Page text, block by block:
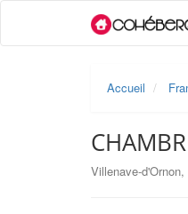
Accueil
Villenave-